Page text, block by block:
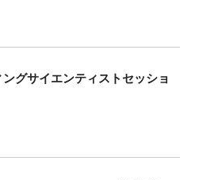
グサイエンティストセッショ